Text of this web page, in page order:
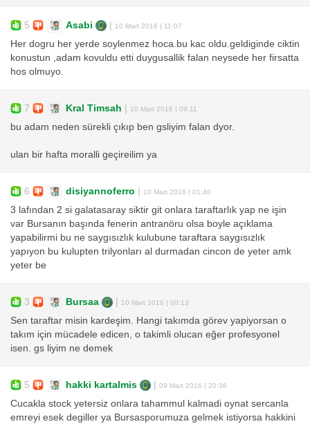
5 Asabi 10 Mart 2016 | 11:07
Her dogru her yerde soylenmez hoca.bu kac oldu.geldiginde ciktin
konustun ,adam kovuldu etti duygusallik falan neysede her firsatta
hos olmuyo.
7 Kral Timsah 10 Mart 2016 | 09:11
bu adam neden sürekli çıkıp ben gsliyim falan dyor.
ulan bir hafta moralli geçireilim ya
6 disiyannoferro 10 Mart 2016 | 01:40
3 lafından 2 si galatasaray siktir git onlara taraftarlık yap ne işin
var Bursanın başında fenerin antranöru olsa boyle açıklama
yapabilirmi bu ne saygısızlık kulubune taraftara saygısızlık
yapıyon bu kulupten trilyonları al durmadan cincon de yeter amk
yeter be
3 Bursaa 10 Mart 2016 | 00:13
Sen taraftar misin kardeşim. Hangi takımda görev yapiyorsan o
takım için mücadele edicen, o takimli olucan eğer profesyonel
isen. gs liyim ne demek
5 hakki kartalmis 09 Mart 2016 | 20:36
Cucakla stock yetersiz onlara tahammul kalmadi oynat sercanla
emreyi esek degiller ya Bursasporumuza gelmek istiyorsa hakkini